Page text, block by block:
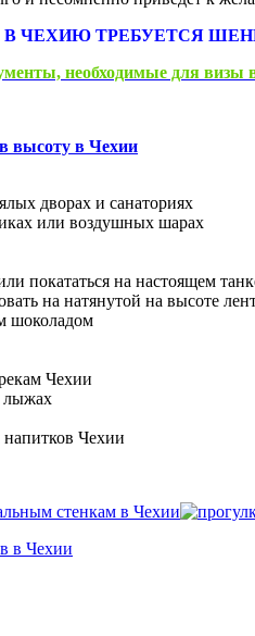
В ЧЕХИЮ ТРЕБУЕТСЯ
необходимые для визы
дворах и санаториях
или воздушных шарах
покататься на настоящем
на натянутой на высоте
шоколадом
Чехии
лыжах
напитков Чехии